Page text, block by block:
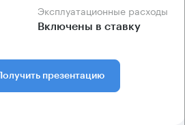
Эксплуатационные расходы
Включены в ставку
Получить презентацию